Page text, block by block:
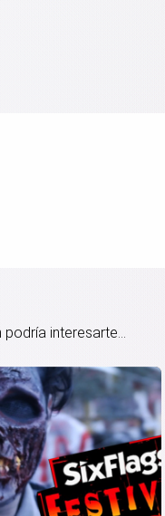
podría interesarte...